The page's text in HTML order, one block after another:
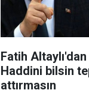
Fatih
Haddini bilsin
attırmasın